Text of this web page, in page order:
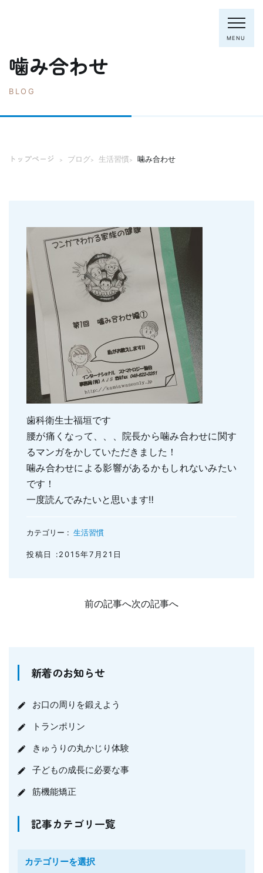
MENU
電話：0795-82-8281
歯周病の治療
予防歯科
小児のむし歯予防
小児の筋機能療法(MFT)
訪問口腔ケア
歯列矯正(主に成人)
入れ歯
親知らずの抜歯
顎関節症
地図・診療時間 ブログ
噛み合わせ
BLOG
トップページ > ブログ> 生活習慣> 噛み合わせ
歯科衛生士福垣です
腰が痛くなって、、、院長から噛み合わせに関す
るマンガをかしていただきました！
噛み合わせによる影響があるかもしれないみたい
です！
一度読んでみたいと思います‼
カテゴリー : 生活習慣
投稿日 :2015年7月21日
前の記事へ次の記事へ
新着のお知らせ
お口の周りを鍛えよう
トランポリン
きゅうりの丸かじり体験
子どもの成長に必要な事
筋機能矯正
記事カテゴリ一覧